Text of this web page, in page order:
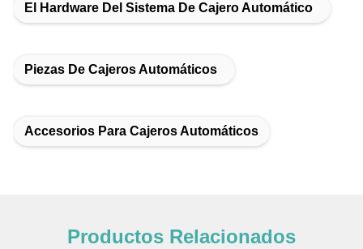
El Hardware Del Sistema De Cajero Automático
Piezas De Cajeros Automáticos
Accesorios Para Cajeros Automáticos
Productos Relacionados